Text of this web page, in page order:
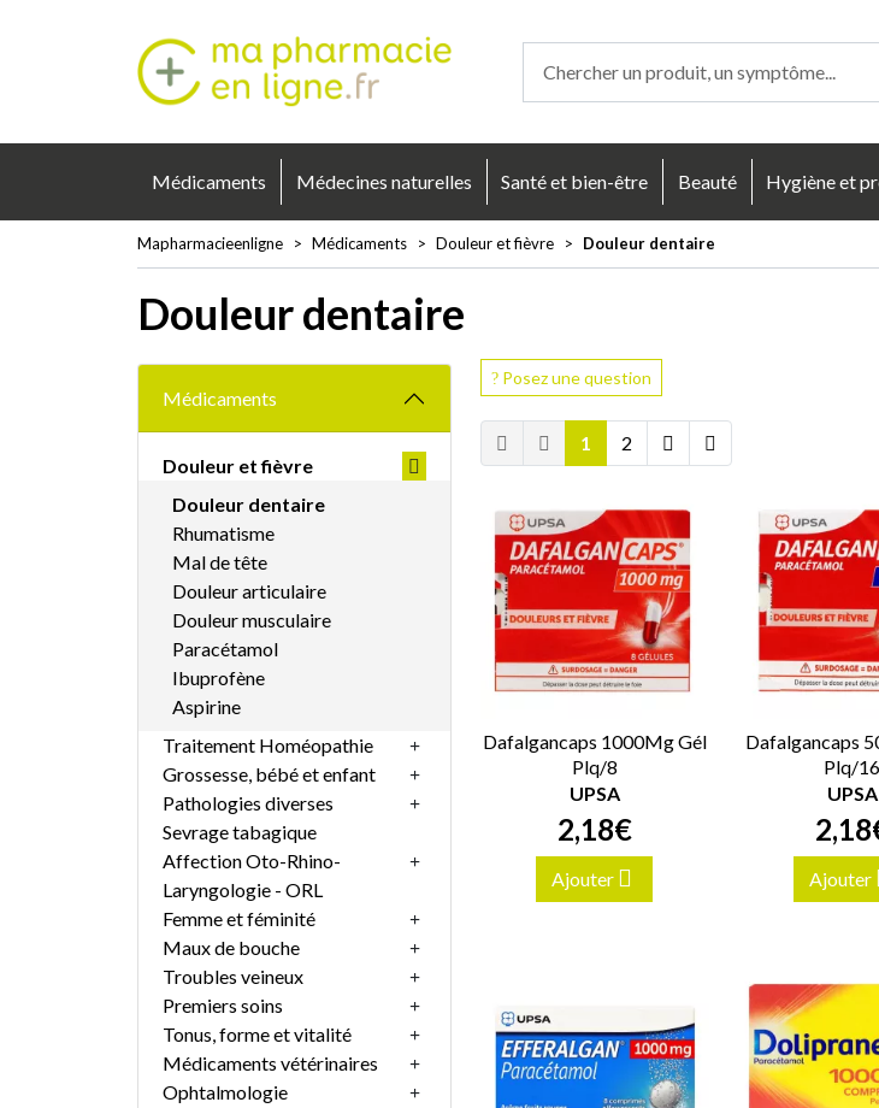
Médicaments Médecines naturelles Santé et bien-être Beauté Hygiène et
Mapharmacieenligne Médicaments Douleur et fièvre Douleur dentaire
Douleur dentaire
Posez une question
1 2
Dafalgancaps 1000Mg Gél
Plq/8
UPSA
2,18€
Ajouter
Dafalgancaps
Plq/16
UPSA
2,18
Ajouter
Médicaments
Douleur et fièvre
Douleur dentaire
Rhumatisme
Mal de tête
Douleur articulaire
Douleur musculaire
Paracétamol
Ibuprofène
Aspirine
Traitement Homéopathie
Grossesse, bébé et enfant
Pathologies diverses
Sevrage tabagique
Affection Oto-Rhino-
Laryngologie - ORL
Femme et féminité
Maux de bouche
Troubles veineux
Premiers soins
Tonus, forme et vitalité
Médicaments vétérinaires
Ophtalmologie